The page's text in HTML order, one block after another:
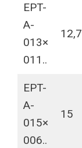
EPT-
A-
013×
011..
12,7
EPT-
A-
015×
006..
15